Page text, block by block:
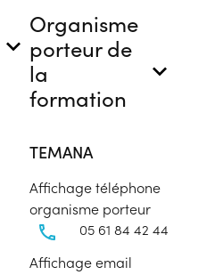
Organisme
porteur de
la
formation
TEMANA
Affichage téléphone
organisme porteur
05 61 84 42 44
Affichage email